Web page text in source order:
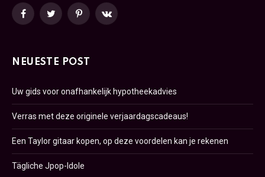
FacebookTwitterPinterestVKontakte
NEUESTE POST
Uw gids voor onafhankelijk hypotheekadvies
Verras met deze originele verjaardagscadeaus!
Een Taylor gitaar kopen, op deze voordelen kan je rekenen
Tägliche Jpop-Idole